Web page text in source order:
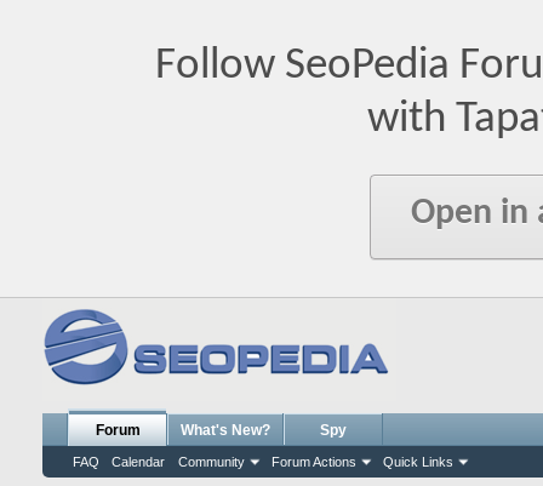
Follow SeoPedia
with
Open in
Forum
FAQ Calendar Community Forum Actions Quick Links
What's New? Spy